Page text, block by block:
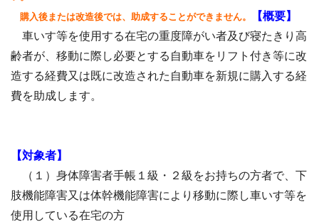
購入後または改造後では、助成することができません。
【概要】
車いす等を使用する在宅の重度障がい者及び寝たきり高
齢者が、移動に際し必要とする自動車をリフト付き等に改
造する経費又は既に改造された自動車を新規に購入する経
費を助成します。
【対象者】
（１）身体障害者手帳１級・２級をお持ちの方者で、下
肢機能障害又は体幹機能障害により移動に際し車いす等を
使用している在宅の方